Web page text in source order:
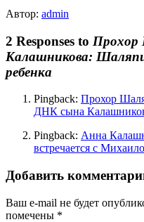
Автор: admin
2 Responses to Прохор
Калашникова:
ребенка
Pingback: Прохор
ДНК сына
Pingback: Анна
встречается с
Добавить
Ваш e-mail не будет
помечены *